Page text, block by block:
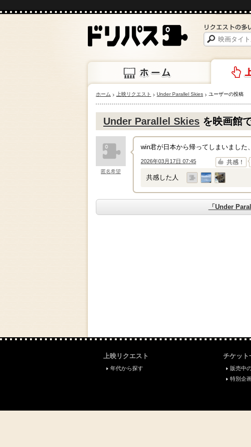
ホーム 上映リクエス
ホーム 上映リクエスト Under Parallel Skies ユーザーの投稿
Under Parallel Skies を映画館
匿名希望
win君が日本から帰ってしまいました
2026年03月17日 07:45
↑ 共感！
↓
共感した人
「Under
上映リクエスト
年代から探す
チケット
販売中
特別企